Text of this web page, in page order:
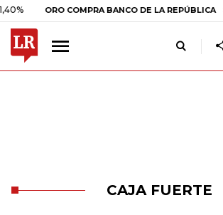
ORO COMPRA BANCO DE LA REPÚBLICA $
CAJA FUERTE